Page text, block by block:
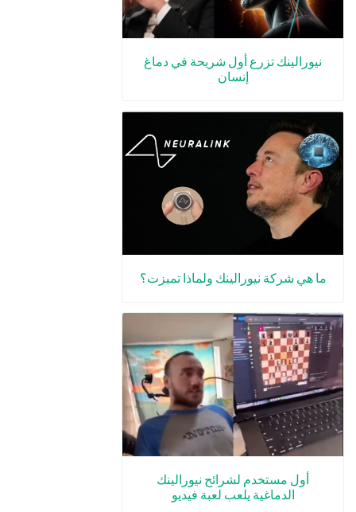
نيورالينك تزرع أول شريحة في دماغ
إنسان
ما هي شركة نيورالينك ولماذا تميزت؟
أول مستخدم لشرائح نيورالينك
الدماغية يلعب لعبة فيديو